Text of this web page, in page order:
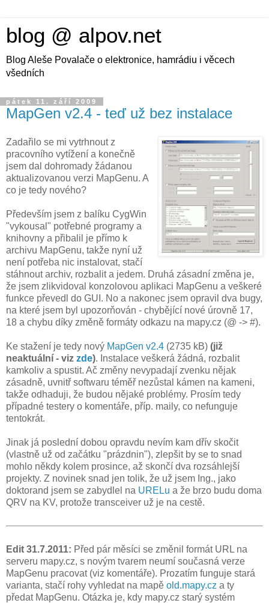
blog @ alpov.net
Blog Aleše Povalače o elektronice, hamrádiu i věcech
všedních
pátek 11. září 2009
MapGen v2.4 - teď už bez instalace
Zadařilo se mi vytrhnout z
pracovního vytížení a konečně
jsem dal dohromady žádanou
aktualizovanou verzi MapGenu. A
co je tedy nového?
Především jsem z balíku CygWin
"vykousal" potřebné programy a
knihovny a přibalil je přímo k
archivu MapGenu, takže nyní už
není potřeba nic instalovat, stačí
stáhnout archiv, rozbalit a jedem. Druhá zásadní změna je,
že jsem zlikvidoval konzolovou aplikaci MapGenu a veškeré
funkce převedl do GUI. No a nakonec jsem opravil dva bugy,
na které jsem byl upozorňován - chybějící nové úrovně 17,
18 a chybu díky změně formáty odkazu na mapy.cz (@ -> #).
Ke stažení je tedy nový MapGen v2.4 (2735 kB) (již
neaktuální - viz zde). Instalace veškerá žádná, rozbalit
kamkoliv a spustit. Ač změny nevypadají zvenku nějak
zásadně, uvnitř softwaru téměř nezůstal kámen na kameni,
takže odhaduji, že budou nějaké problémy. Prosím tedy
případné testery o komentáře, příp. maily, co nefunguje
tentokrát.
Jinak já poslední dobou opravdu nevím kam dřív skočit
(vlastně už od začátku "prázdnin"), zlepšit by se to snad
mohlo někdy kolem prosince, až skončí dva rozsáhlejší
projekty. Z novinek snad jen tolik, že už jsem Ing., jako
doktorand jsem se zabydlel na URELu a že brzo budu doma
QRV na KV, protože transceiver už je na cestě.
Edit 31.7.2011: Před pár měsíci se změnil formát URL na
serveru mapy.cz, s novým tvarem neumí současná verze
MapGenu pracovat (viz komentáře). Prozatím funguje stará
varianta, stačí rohy vyhledat na mapě old.mapy.cz a ty
předat MapGenu. Otázka je, kdy mapy.cz starý systém